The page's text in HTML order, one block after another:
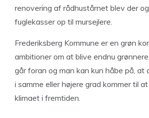
renovering af rådhustårnet blev der
fuglekasser op til mursejlere.
Frederiksberg Kommune er en grøn
ambitioner om at blive endnu
går foran og man kan kun håbe på, at
i samme eller højere grad kommer til
klimaet i fremtiden.